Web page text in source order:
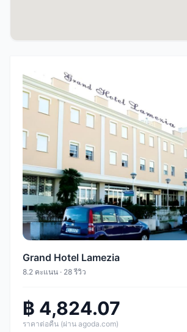
Grand Hotel Lamezia
8.2 คะแนน · 28 รีวิว
฿ 4,824.07
ราคาต่อคืน (ผ่าน agoda.com)